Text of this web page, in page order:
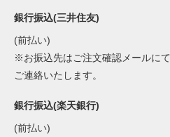
銀行振込(三井住友)
(前払い)
※お振込先はご注文確認メールにて
ご連絡いたします。
銀行振込(楽天銀行)
(前払い)